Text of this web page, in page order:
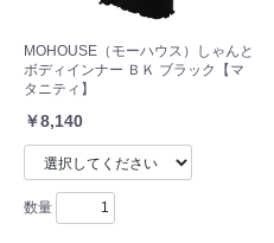
MOHOUSE（モーハウス）しゃんと
ボディインナー ＢＫ ブラック【マ
タニティ】
￥8,140
数量